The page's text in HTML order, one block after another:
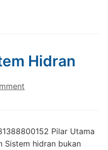
Hidran
Pilar Utama
Sistem hidran bukan